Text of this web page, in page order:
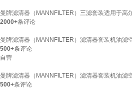
曼牌滤清器（MANNFILTER）三滤套装适用于高
2000+条评论
曼牌滤清器（MANNFILTER）滤清器套装机油
500+条评论
自营
曼牌滤清器（MANNFILTER）滤清器套装机油
500+条评论